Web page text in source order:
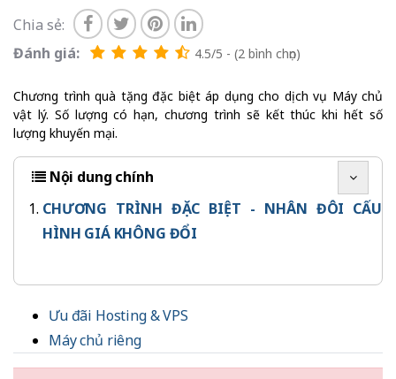
Chia sẻ:
Đánh giá:
4.5/5 - (2 bình chọn)
Chương trình quà tặng đặc biệt áp dụng cho dịch vụ Máy chủ
vật lý. Số lượng có hạn, chương trình sẽ kết thúc khi hết số
lượng khuyến mại.
Nội dung chính
CHƯƠNG TRÌNH ĐẶC BIỆT - NHÂN ĐÔI CẤU
HÌNH GIÁ KHÔNG ĐỔI
Ưu đãi Hosting & VPS
Máy chủ riêng